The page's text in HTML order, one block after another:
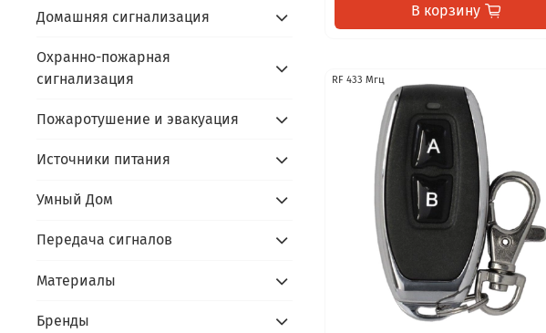
В корзину
RF 433 Мгц
Домашняя сигнализация
Охранно-пожарная
сигнализация
Пожаротушение и эвакуация
Источники питания
Умный Дом
Передача сигналов
Материалы
Бренды